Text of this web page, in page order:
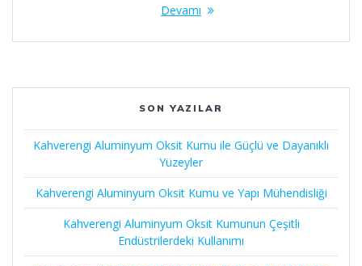
Devamı
SON YAZILAR
Kahverengi Aluminyum Oksit Kumu ile Güçlü ve Dayanıklı
Yüzeyler
Kahverengi Aluminyum Oksit Kumu ve Yapı Mühendisliği
Kahverengi Aluminyum Oksit Kumunun Çeşitli
Endüstrilerdeki Kullanımı